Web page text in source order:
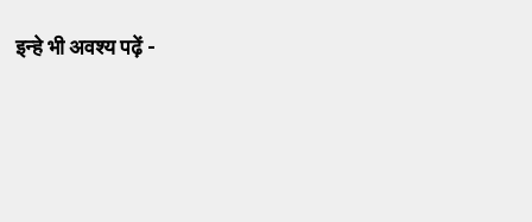
इन्हे भी अवश्य पढ़ें -